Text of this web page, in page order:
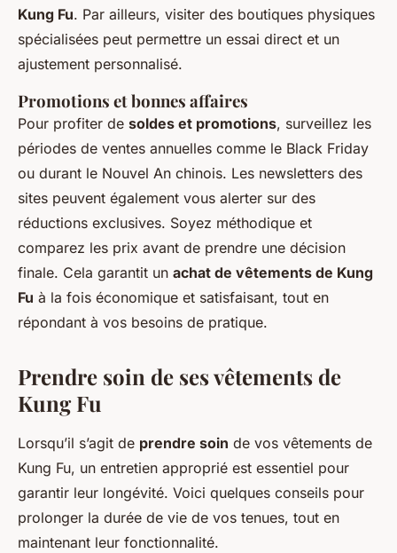
Kung Fu. Par ailleurs, visiter des boutiques physiques
spécialisées peut permettre un essai direct et un
ajustement personnalisé.
Promotions et bonnes affaires
Pour profiter de soldes et promotions, surveillez les
périodes de ventes annuelles comme le Black Friday
ou durant le Nouvel An chinois. Les newsletters des
sites peuvent également vous alerter sur des
réductions exclusives. Soyez méthodique et
comparez les prix avant de prendre une décision
finale. Cela garantit un achat de vêtements de Kung
Fu à la fois économique et satisfaisant, tout en
répondant à vos besoins de pratique.
Prendre soin de ses vêtements de
Kung Fu
Lorsqu’il s’agit de prendre soin de vos vêtements de
Kung Fu, un entretien approprié est essentiel pour
garantir leur longévité. Voici quelques conseils pour
prolonger la durée de vie de vos tenues, tout en
maintenant leur fonctionnalité.